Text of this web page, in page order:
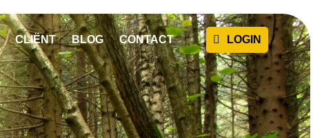
CLIËNT BLOG CONTACT